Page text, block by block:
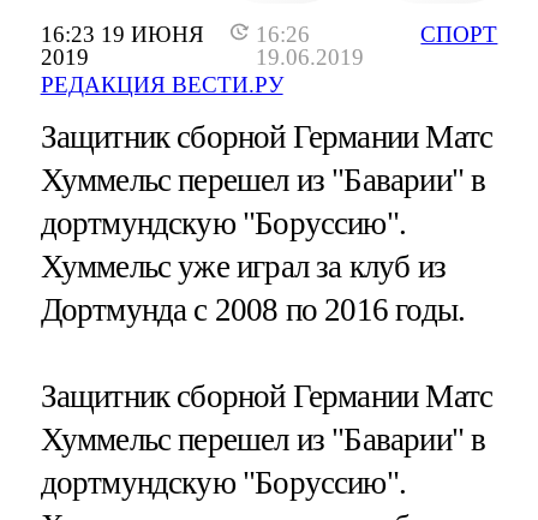
16:23 19 ИЮНЯ
2019
16:26
19.06.2019
РЕДАКЦИЯ ВЕСТИ.РУ
СПОРТ
Защитник сборной Германии Матс
Хуммельс перешел из "Баварии" в
дортмундскую "Боруссию".
Хуммельс уже играл за клуб из
Дортмунда с 2008 по 2016 годы.
Защитник сборной Германии Матс
Хуммельс перешел из "Баварии" в
дортмундскую "Боруссию".